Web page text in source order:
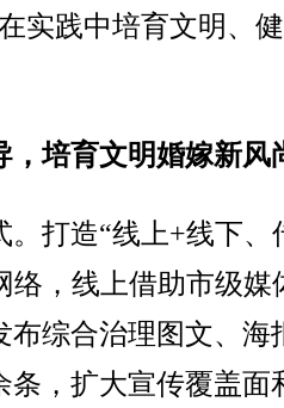
实践中培育文明、
，培育文明婚嫁新风
打造“线上+线下、
络，线上借助市级媒
布综合治理图文、海
条，扩大宣传覆盖面